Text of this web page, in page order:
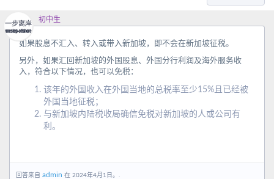
初中生
如果股息不汇入、转入或带入新加坡，即不会在新加坡征税。
另外，如果汇回新加坡的外国股息、外国分行利润及海外服务收
入，符合以下情况，也可以免税：
该年的外国收入在外国当地的总税率至少15%且已经被
外国当地征税；
与新加坡内陆税收局确信免税对新加坡的人或公司有
利。
回答来自 admin 在 2024年4月1日。.